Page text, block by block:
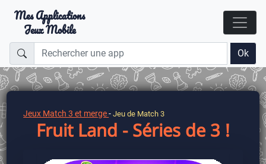
Mes Applications
Jeux Mobile
Ok
Jeux Match 3 et merge-Jeu de Match 3
Fruit Land - Séries de 3 !